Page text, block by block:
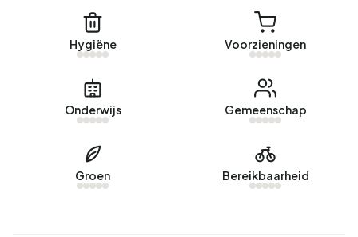
meest voorkomende bouwperiodes in Buitengebied Sint
Annaparochie zijn 1900-1925 (30%) en 1700-1900 (23%).
Koopwoningen
Momenteel zijn er geen woningen te koop in Buitengebied
Sint Annaparochie. De nieuwste aangeboden woning is
Nieuwebildtdijk 284
door Miedema Makelaars. Afgelopen
jaar zijn er geen woningen verkocht in Buitengebied Sint
Annaparochie.
Hygiëne Voorzieningen
Onderwijs Gemeenschap
Groen Bereikbaarheid